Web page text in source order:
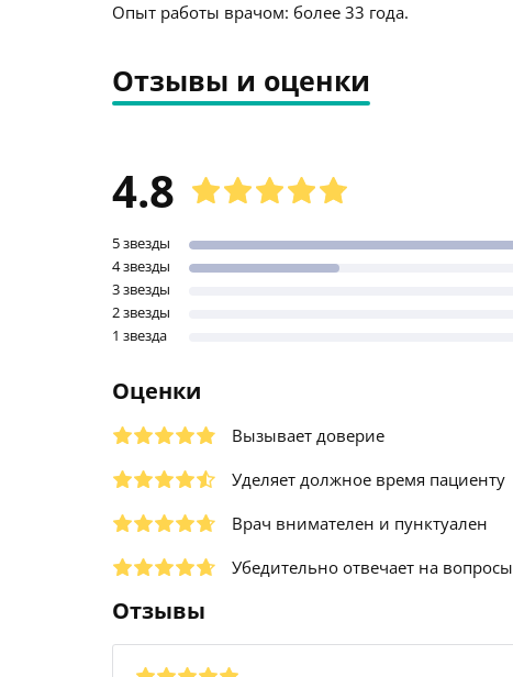
Опыт работы врачом: более 33 года.
Отзывы и оценки
4.8
5 звезды
4 звезды
3 звезды
2 звезды
1 звезда
Оценки
Вызывает доверие
Уделяет должное время пациенту
Врач внимателен и пунктуален
Убедительно отвечает на вопросы
Отзывы